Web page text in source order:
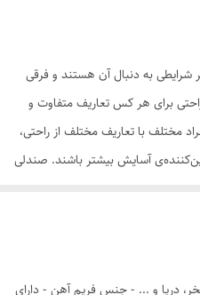
به دنبال آن هستند و فرقی
برای هر کس تعاریف متفاوت و
مختلف با تعاریف مختلف از راحتی،
آسایش بیشتر باشند. صندلی
باید ابتدا به این نکته توجه
دریا و ... - جنس فریم آهن - دارای